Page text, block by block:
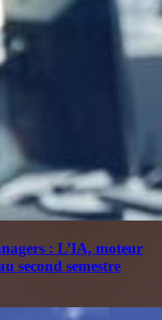
: L’IA, moteur
second semestre